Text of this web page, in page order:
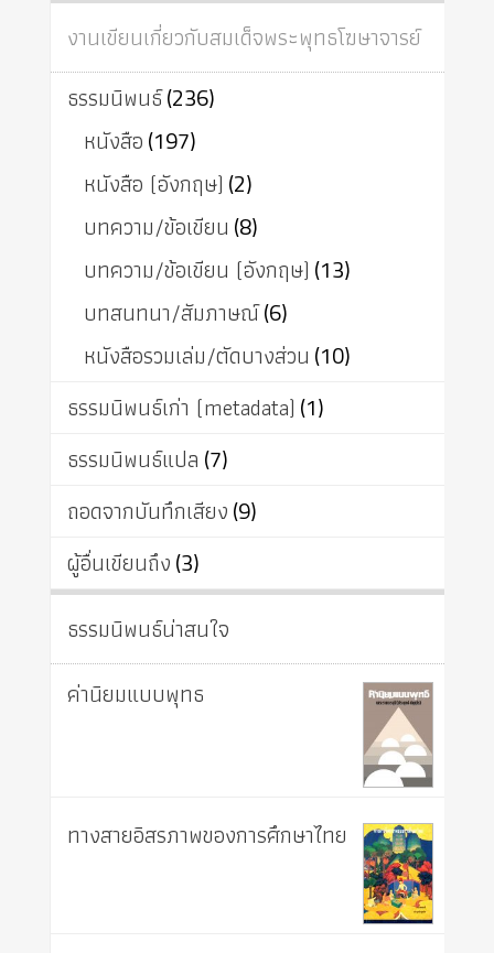
งานเขียนเกี่ยวกับสมเด็จพระพุทธโฆษาจารย์
ธรรมนิพนธ์(236)
หนังสือ(197)
หนังสือ (อังกฤษ) (2)
บทความ/ข้อเขียน (8)
บทความ/ข้อเขียน (อังกฤษ) (13)
บทสนทนา/สัมภาษณ์(6)
หนังสือรวมเล่ม/ตัดบางส่วน (10)
ธรรมนิพนธ์เก่า (metadata) (1)
ธรรมนิพนธ์แปล (7)
ถอดจากบันทึกเสียง(9)
ผู้อื่นเขียนถึง(3)
ธรรมนิพนธ์น่าสนใจ
ค่านิยมแบบพุทธ
ทางสายอิสรภาพของการศึกษาไทย